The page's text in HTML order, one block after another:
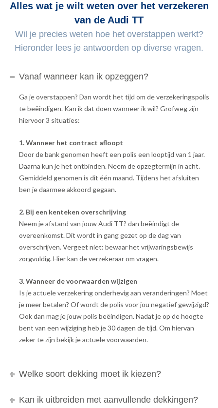
Alles wat je wilt weten over het verzekeren
van de Audi TT
Wil je precies weten hoe het overstappen werkt?
Hieronder lees je antwoorden op diverse vragen.
Vanaf wanneer kan ik opzeggen?
Ga je overstappen? Dan wordt het tijd om de verzekeringspolis
te beëindigen. Kan ik dat doen wanneer ik wil? Grofweg zijn
hiervoor 3 situaties:
1. Wanneer het contract afloopt
Door de bank genomen heeft een polis een looptijd van 1 jaar.
Daarna kun je het ontbinden. Neem de opzegtermijn in acht.
Gemiddeld genomen is dit één maand. Tijdens het afsluiten
ben je daarmee akkoord gegaan.
2. Bij een kenteken overschrijving
Neem je afstand van jouw Audi TT? dan beëindigt de
overeenkomst. Dit wordt in gang gezet op de dag van
overschrijven. Vergeet niet: bewaar het vrijwaringsbewijs
zorgvuldig. Hier kan de verzekeraar om vragen.
3. Wanneer de voorwaarden wijzigen
Is je actuele verzekering onderhevig aan veranderingen? Moet
je meer betalen? Of wordt de polis voor jou negatief gewijzigd?
Ook dan mag je jouw polis beëindigen. Nadat je op de hoogte
bent van een wijziging heb je 30 dagen de tijd. Om hiervan
zeker te zijn bekijk je actuele voorwaarden.
Welke soort dekking moet ik kiezen?
Kan ik uitbreiden met aanvullende dekkingen?